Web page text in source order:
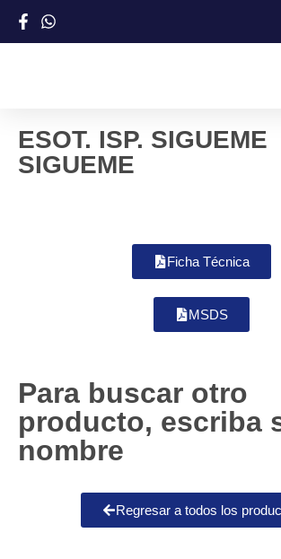
ESOT. ISP. SIGUEME
SIGUEME
Ficha Técnica
MSDS
Para buscar otro
producto, escriba
nombre
Regresar a todos los